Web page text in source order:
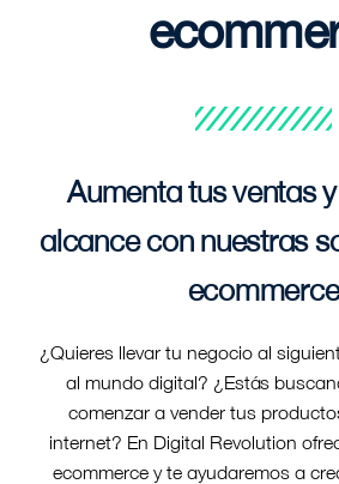
Aumenta tus ventas
alcance con nuestras
ecommerce
¿Quieres llevar tu negocio al
al mundo digital? ¿Estás
comenzar a vender tus
internet? En Digital Revolution
ecommerce y te ayudaremos a